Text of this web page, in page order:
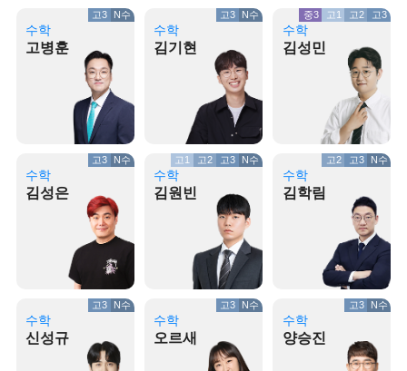
수학
고병훈
고3 N수
수학
김기현
고3 N수
수학
김성민
중3 고1 고2 고3
수학
김성은
고3 N수
수학
김원빈
고1 고2 고3 N수
수학
김학림
고2 고3 N수
수학
신성규
고3 N수
수학
오르새
고3 N수
수학
양승진
고3 N수